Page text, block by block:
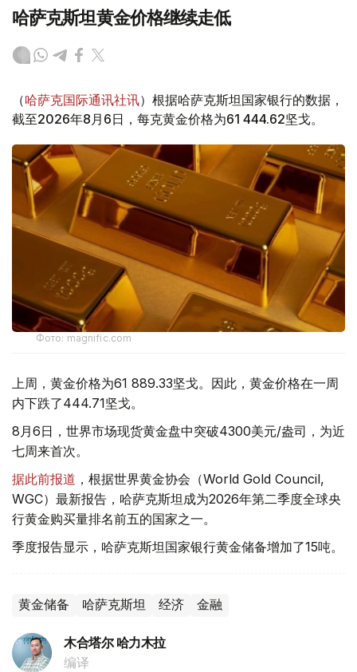
哈萨克斯坦黄金价格继续走低
（哈萨克国际通讯社讯）根据哈萨克斯坦国家银行的数据，
截至2026年8月6日，每克黄金价格为61 444.62坚戈。
Фото: magnific.com
上周，黄金价格为61 889.33坚戈。因此，黄金价格在一周
内下跌了444.71坚戈。
8月6日，世界市场现货黄金盘中突破4300美元/盎司，为近
七周来首次。
据此前报道 ，根据世界黄金协会（World Gold Council,
WGC）最新报告，哈萨克斯坦成为2026年第二季度全球央
行黄金购买量排名前五的国家之一。
季度报告显示，哈萨克斯坦国家银行黄金储备增加了15吨。
黄金储备 哈萨克斯坦 经济 金融
木合塔尔 哈力木拉
编译